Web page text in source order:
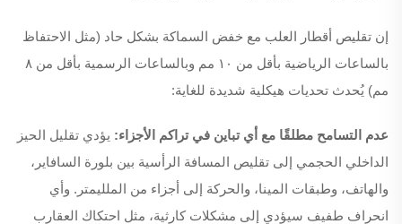
إن تقليص أقطار العلب مع خفض السماكة بشكل حاد (مثل الاحتفاظ
بالساعات الرياضية بأقل من ١٠ مم وبالساعات الرسمية بأقل من ٨
مم) يُحدث تحديات هيكلية شديدة للغاية:
عدم التسامح مطلقًا مع أي تباين في تراكم الأجزاء: يؤدي تقليل الحيز
الداخلي الحجمي إلى تقليص المسافة الرأسية بين بلورة السافاير،
والهاتف، وطبقات المينا، والحركة إلى أجزاء من الملليمتر. وأي
انحراف طفيف سيؤدي إلى مشكلات كارثية، مثل احتكاك العقارب